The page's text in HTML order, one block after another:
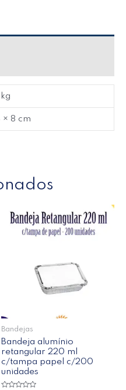
× 8 cm
Bandejas
Bandeja alumínio
retangular 220 ml
c/tampa papel c/200
unidades